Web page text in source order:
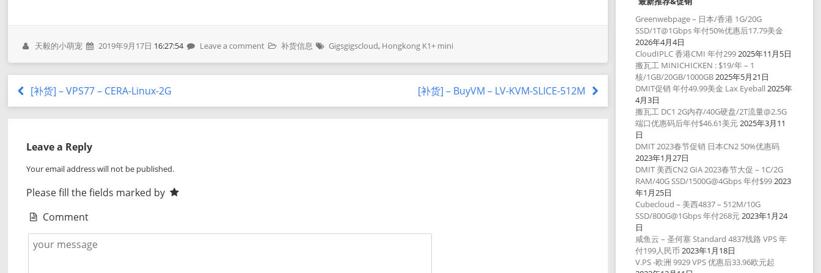
天毅的小萌宠 2019年9月17日 16:27:54 Leave a comment 补货信息 Gigsgigscloud, Hongkong K1+ mini
[补货] – VPS77 – CERA-Linux-2G [补货] – BuyVM – LV-KVM-SLICE-512M
Leave a Reply
Your email address will not be published.
Please fill the fields marked by
Comment
Greenwebpage – 日本/香港 1G/20G
SSD/1T@1Gbps 年付50%优惠后17.79美金
2026年4月4日
CloudIPLC 香港CMI 年付2992025年11月5日
搬瓦工 MINICHICKEN : $19/年 – 1
核/1GB/20GB/1000GB2025年5月21日
DMIT促销 年付49.99美金 Lax Eyeball 2025年
4月3日
搬瓦工 DC1 2G内存/40G硬盘/2T流量@2.5G
端口优惠码后年付$46.61美元2025年3月11
日
DMIT 2023春节促销 日本CN2 50%优惠码
2023年1月27日
DMIT 美西CN2 GIA 2023春节大促 – 1C/2G
RAM/40G SSD/1500G@4Gbps 年付$992023
年1月25日
Cubecloud – 美西4837 – 512M/10G
SSD/800G@1Gbps 年付268元2023年1月24
日
咸鱼云 – 圣何塞 Standard 4837线路 VPS 年
付199人民币 2023年1月18日
V.PS -欧洲 9929 VPS 优惠后33.96欧元起